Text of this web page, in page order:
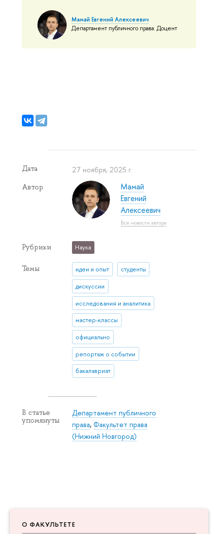
О ФАКУЛЬТЕТЕ
Мамай Евгений Алексеевич
Департамент публичного права: Доцент
Дата 27 ноября, 2025 г.
Автор
Мамай
Евгений
Алексеевич
Все новости автора
Рубрики Наука
Темы идеи и опыт студенты
дискуссии
исследования и аналитика
мастер-классы
официально
репортаж о событии
бакалавриат
В статье
упомянуты
Департамент публичного
права,Факультет права
(Нижний Новгород)